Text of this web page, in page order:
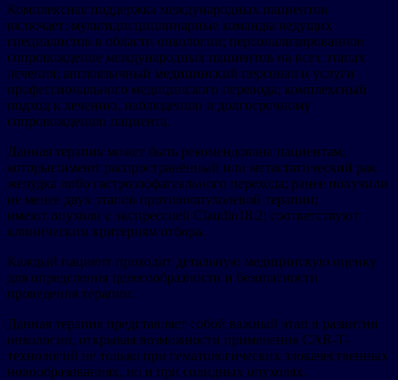
Комплексная поддержка международных пациентов
включает: мультидисциплинарные команды ведущих
специалистов в области онкологии; персонализированное
сопровождение международных пациентов на всех этапах
лечения; англоязычный медицинский персонал и услуги
профессионального медицинского перевода; комплексный
подход к лечению, наблюдению и долгосрочному
сопровождению пациента.
Данная терапия может быть рекомендована пациентам,
которые:имеют распространённый или метастатический рак
желудка либо гастроэзофагеального перехода; ранее получили
не менее двух этапов противоопухолевой терапии;
имеют опухоли с экспрессией Claudin18.2; соответствуют
клиническим критериям отбора.
Каждый пациент проходит детальную медицинскую оценку
для определения целесообразности и безопасности
проведения терапии.
Данная терапия представляет собой важный этап в развитии
онкологии, открывая возможности применения CAR-T-
технологий не только при гематологических злокачественных
новообразованиях, но и при солидных опухолях.